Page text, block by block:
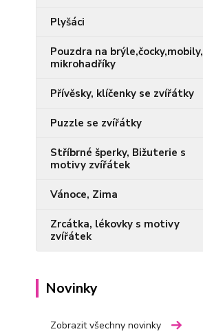
Plyšáci
Pouzdra na brýle,čocky,mobily,
mikrohadříky
Přívěsky, klíčenky se zvířátky
Puzzle se zvířátky
Stříbrné šperky, Bižuterie s
motivy zvířátek
Vánoce, Zima
Zrcátka, lékovky s motivy
zvířátek
Novinky
Zobrazit všechny novinky